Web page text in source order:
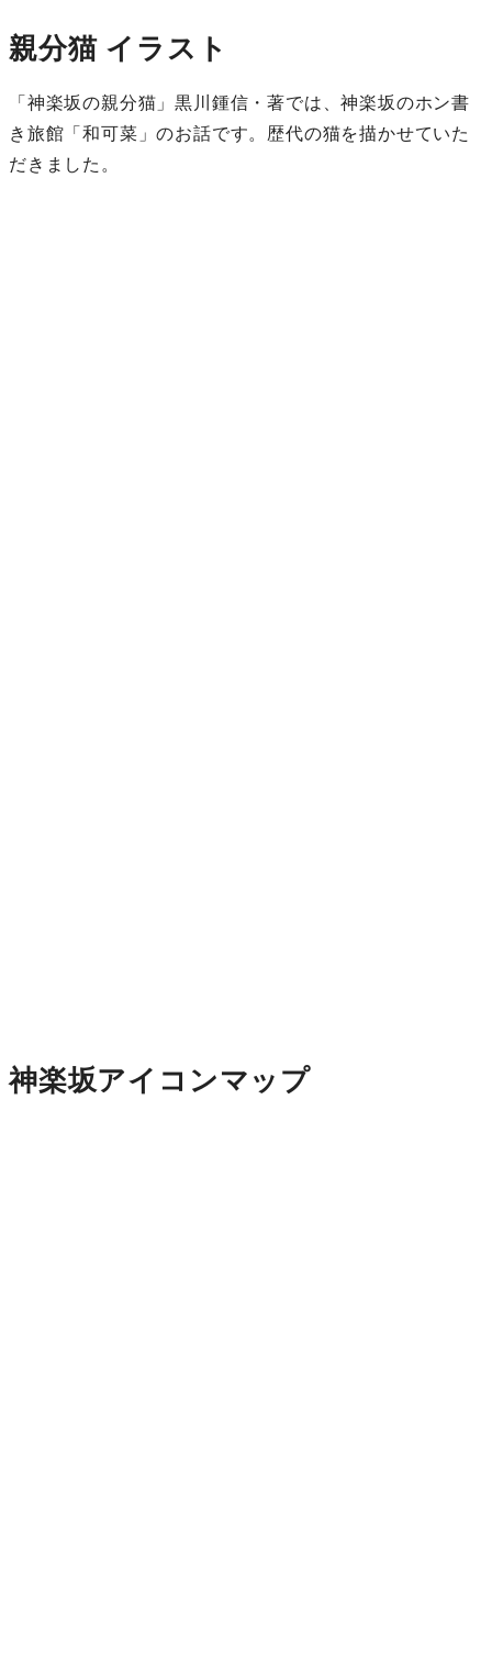
親分猫 イラスト
「神楽坂の親分猫」黒川鍾信・著では、神楽坂のホン書
き旅館「和可菜」のお話です。歴代の猫を描かせていた
だきました。
神楽坂アイコンマップ